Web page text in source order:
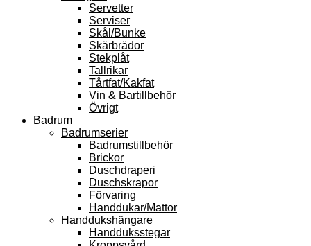
Servetter
Serviser
Skål/Bunke
Skärbrädor
Stekplåt
Tallrikar
Tårtfat/Kakfat
Vin & Bartillbehör
Övrigt
Badrum
Badrumserier
Badrumstillbehör
Brickor
Duschdraperi
Duschskrapor
Förvaring
Handdukar/Mattor
Handdukshängare
Handduksstegar